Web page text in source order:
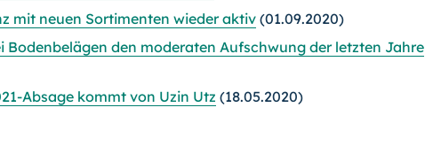
mit neuen Sortimenten wieder aktiv (01.09.2020)
Bodenbelägen den moderaten Aufschwung der letzten Jahre
Absage kommt von Uzin Utz (18.05.2020)